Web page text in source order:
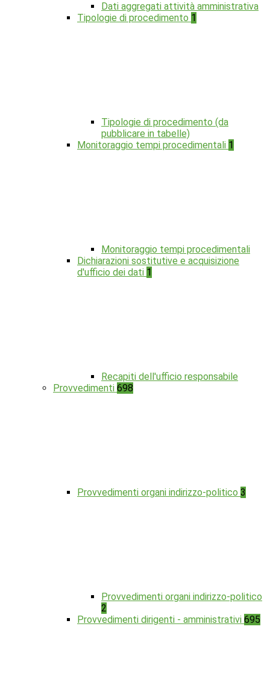
Dati aggregati attività amministrativa
Tipologie di procedimento 1
Tipologie di procedimento (da
pubblicare in tabelle)
Monitoraggio tempi procedimentali 1
Monitoraggio tempi procedimentali
Dichiarazioni sostitutive e acquisizione
d'ufficio dei dati 1
Recapiti dell'ufficio responsabile
Provvedimenti 698
Provvedimenti organi indirizzo-politico 3
Provvedimenti organi indirizzo-politico
2
Provvedimenti dirigenti - amministrativi 695